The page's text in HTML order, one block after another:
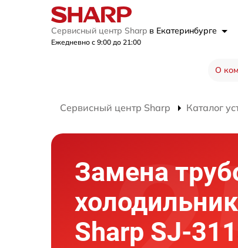
Сервисный центр Sharp в Екатеринбурге
Ежедневно с 9:00 до 21:00
О
Сервисный центр Sharp Каталог
Замена
Sharp SJ-